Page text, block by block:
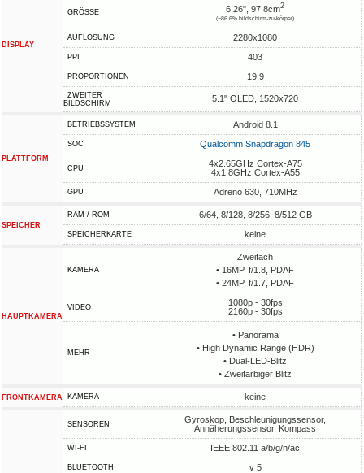
DISPLAY
GRÖSSE 6.26", 97.8cm2
(~86.6% bildschirm-zu-körper)
AUFLÖSUNG 2280x1080
PPI 403
PROPORTIONEN 19:9
ZWEITER
BILDSCHIRM
5.1" OLED, 1520х720
PLATTFORM
BETRIEBSSYSTEM Android 8.1
SOC Qualcomm Snapdragon 845
CPU
4x2.65GHz Cortex-A75
4x1.8GHz Cortex-A55
GPU Adreno 630, 710MHz
SPEICHER
RAM / ROM 6/64, 8/128, 8/256, 8/512 GB
SPEICHERKARTE keine
HAUPTKAMERA
KAMERA
Zweifach
• 16MP, f/1.8, PDAF
• 24MP, f/1.7, PDAF
VIDEO
1080p - 30fps
2160p - 30fps
MEHR
• Panorama
• High Dynamic Range (HDR)
• Dual-LED-Blitz
• Zweifarbiger Blitz
FRONTKAMERA KAMERA keine
SENSOREN
Gyroskop, Beschleunigungssensor,
Annäherungssensor, Kompass
WI-FI IEEE 802.11 a/b/g/n/ac
BLUETOOTH v 5